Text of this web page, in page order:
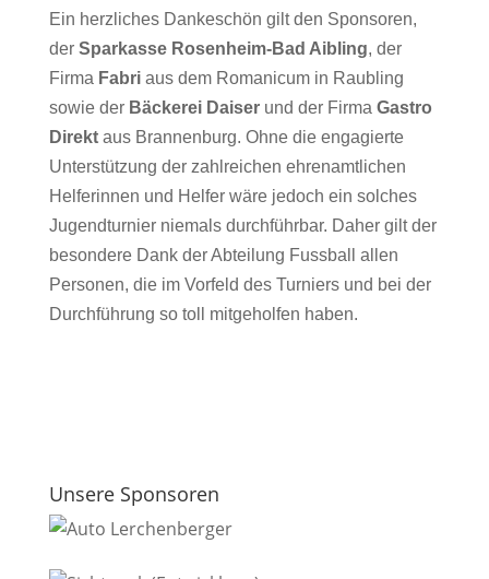
Ein herzliches Dankeschön gilt den Sponsoren,
der Sparkasse Rosenheim-Bad Aibling, der
Firma Fabriaus dem Romanicum in Raubling
sowie der Bäckerei Daiserund der Firma Gastro
Direktaus Brannenburg. Ohne die engagierte
Unterstützung der zahlreichen ehrenamtlichen
Helferinnen und Helfer wäre jedoch ein solches
Jugendturnier niemals durchführbar. Daher gilt der
besondere Dank der Abteilung Fussball allen
Personen, die im Vorfeld des Turniers und bei der
Durchführung so toll mitgeholfen haben.
Unsere Sponsoren